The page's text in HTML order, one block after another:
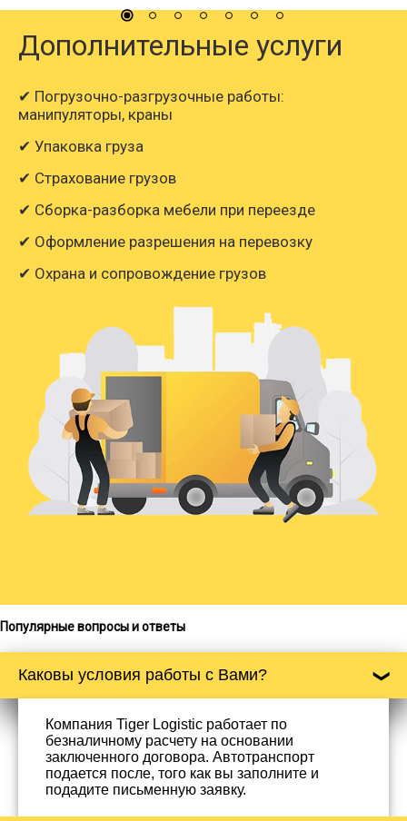
Дополнительные услуги
✔ Погрузочно-разгрузочные работы:
манипуляторы, краны
✔ Упаковка груза
✔ Страхование грузов
✔ Сборка-разборка мебели при переезде
✔ Оформление разрешения на перевозку
✔ Охрана и сопровождение грузов
Популярные вопросы и ответы
Каковы условия работы с Вами?
Компания Tiger Logistic работает по
безналичному расчету на основании
заключенного договора. Автотранспорт
подается после, того как вы заполните и
подадите письменную заявку.